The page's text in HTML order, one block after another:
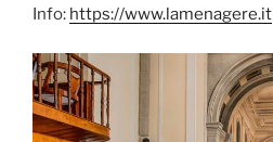
Info: https://www.lamenagere.it